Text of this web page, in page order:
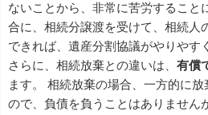
ないことから、非常に苦労すること
合に、相続分譲渡を受けて、相続人
できれば、遺産分割協議がやりやす
さらに、相続放棄との違いは、 有償
ます。 相続放棄の場合、一方的に
ので、負債を負うことはありません